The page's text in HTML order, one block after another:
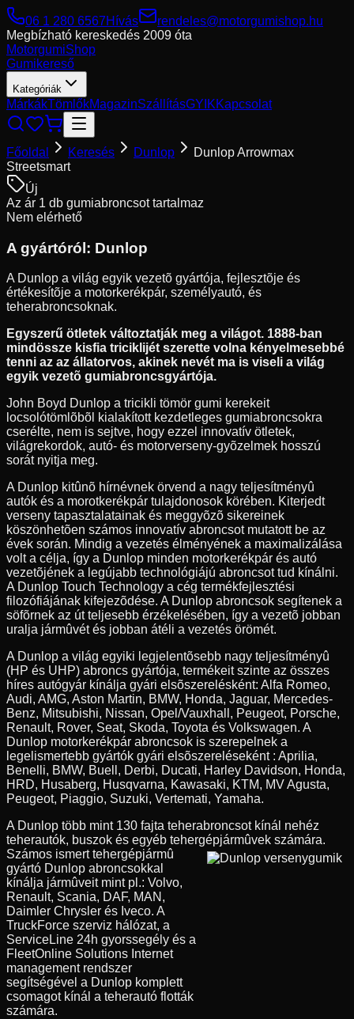
06 1 280 6567Hívás
rendeles@motorgumishop.hu
Megbízható kereskedés 2009 óta
MotorgumiShop
Gumikereső
Kategóriák
MárkákTömlőkMagazinSzállításGYIKKapcsolat
Főoldal Keresés Dunlop
Dunlop Arrowmax
Streetsmart
Új
Az ár 1 db gumiabroncsot tartalmaz
Nem elérhető
A gyártóról: Dunlop
A Dunlop a világ egyik vezetõ gyártója, fejlesztõje és
értékesítõje a motorkerékpár, személyautó, és
teherabroncsoknak.
Egyszerű ötletek változtatják meg a világot. 1888-ban
mindössze kisfia triciklijét szerette volna kényelmesebbé
tenni az az állatorvos, akinek nevét ma is viseli a világ
egyik vezetõ gumiabroncsgyártója.
John Boyd Dunlop a tricikli tömör gumi kerekeit
locsolótömlõbõl kialakított kezdetleges gumiabroncsokra
cserélte, nem is sejtve, hogy ezzel innovatív ötletek,
világrekordok, autó- és motorverseny-gyõzelmek hosszú
sorát nyitja meg.
A Dunlop kitûnõ hírnévnek örvend a nagy teljesítményû
autók és a morotkerékpár tulajdonosok körében. Kiterjedt
verseny tapasztalatainak és meggyõzõ sikereinek
köszönhetõen számos innovatív abroncsot mutatott be az
évek során. Mindig a vezetés élményének a maximalizálása
volt a célja, így a Dunlop minden motorkerékpár és autó
vezetõjének a legújabb technológiájú abroncsot tud kínálni.
A Dunlop Touch Technology a cég termékfejlesztési
filozófiájának kifejezõdése. A Dunlop abroncsok segítenek a
söfõrnek az út teljesebb érzékelésében, így a vezetõ jobban
uralja jármûvét és jobban átéli a vezetés örömét.
A Dunlop a világ egyiki legjelentõsebb nagy teljesítményû
(HP és UHP) abroncs gyártója, termékeit szinte az összes
híres autógyár kínálja gyári elsõszerelésként: Alfa Romeo,
Audi, AMG, Aston Martin, BMW, Honda, Jaguar, Mercedes-
Benz, Mitsubishi, Nissan, Opel/Vauxhall, Peugeot, Porsche,
Renault, Rover, Seat, Skoda, Toyota és Volkswagen. A
Dunlop motorkerékpár abroncsok is szerepelnek a
legelismertebb gyártók gyári elsõszereléseként : Aprilia,
Benelli, BMW, Buell, Derbi, Ducati, Harley Davidson, Honda,
HRD, Husaberg, Husqvarna, Kawasaki, KTM, MV Agusta,
Peugeot, Piaggio, Suzuki, Vertemati, Yamaha.
A Dunlop több mint 130 fajta teherabroncsot kínál nehéz
teherautók, buszok és egyéb tehergépjármûvek számára.
Számos ismert tehergépjármû
gyártó Dunlop abroncsokkal
kínálja jármûveit mint pl.: Volvo,
Renault, Scania, DAF, MAN,
Daimler Chrysler és Iveco. A
TruckForce szerviz hálózat, a
ServiceLine 24h gyorssegély és a
FleetOnline Solutions Internet
management rendszer
segítségével a Dunlop komplett
csomagot kínál a teherautó flották
számára.